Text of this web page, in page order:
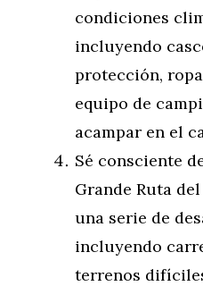
condiciones
incluyendo
protección,
equipo de
acampar en el
Sé consciente
Grande Ruta
una serie de
incluyendo
terrenos